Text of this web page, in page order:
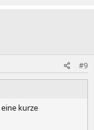
#9
kurze